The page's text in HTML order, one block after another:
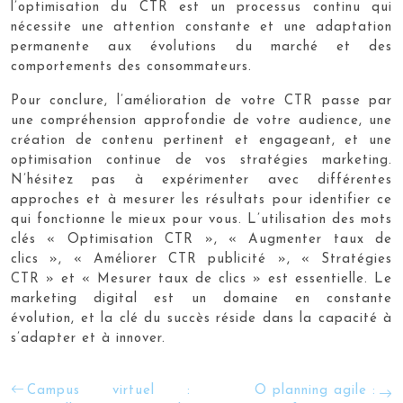
l’optimisation du CTR est un processus continu qui
nécessite une attention constante et une adaptation
permanente aux évolutions du marché et des
comportements des consommateurs.
Pour conclure, l’amélioration de votre CTR passe par
une compréhension approfondie de votre audience, une
création de contenu pertinent et engageant, et une
optimisation continue de vos stratégies marketing.
N’hésitez pas à expérimenter avec différentes
approches et à mesurer les résultats pour identifier ce
qui fonctionne le mieux pour vous. L’utilisation des mots
clés « Optimisation CTR », « Augmenter taux de
clics », « Améliorer CTR publicité », « Stratégies
CTR » et « Mesurer taux de clics » est essentielle. Le
marketing digital est un domaine en constante
évolution, et la clé du succès réside dans la capacité à
s’adapter et à innover.
Campus virtuel :
O planning agile :